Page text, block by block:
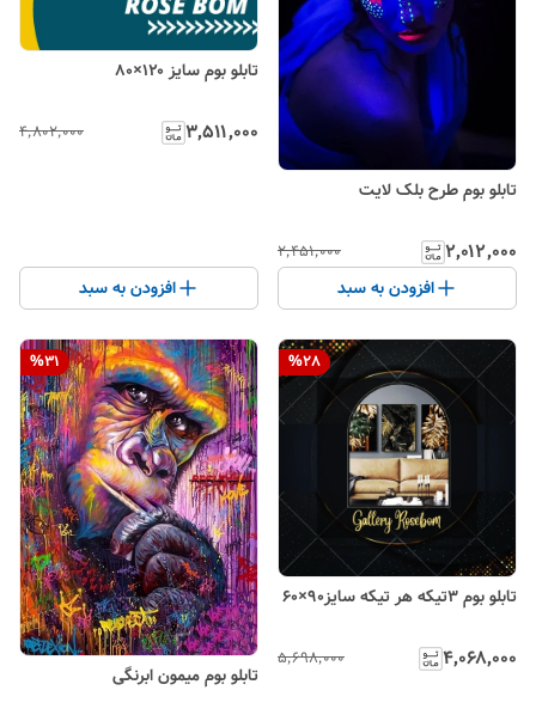
تابلو بوم طرح بلک لایت
۲٬۰۱۲٬۰۰۰ ۲٬۴۵۱٬۰۰۰
افزودن به سبد
تابلو بوم سایز ۱۲۰×۸۰
۳٬۵۱۱٬۰۰۰ ۴٬۸۰۲٬۰۰۰
افزودن به سبد
%28
تابلو بوم ۳تیکه هر تیکه سایز۹۰×۶۰
۴٬۰۶۸٬۰۰۰ ۵٬۶۹۸٬۰۰۰
%31
تابلو بوم میمون ابرنگی